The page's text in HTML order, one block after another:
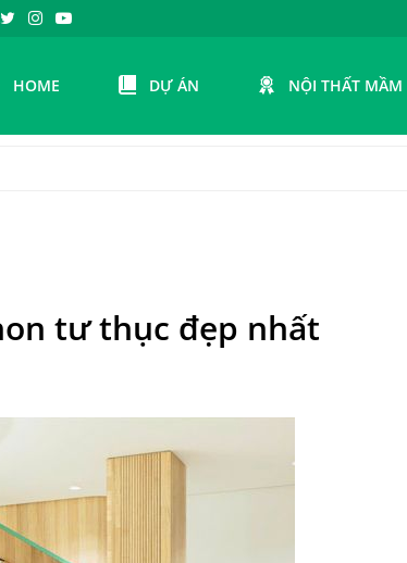
HOME DỰ ÁN NỘI THẤT MẦM
tư thục đẹp nhất